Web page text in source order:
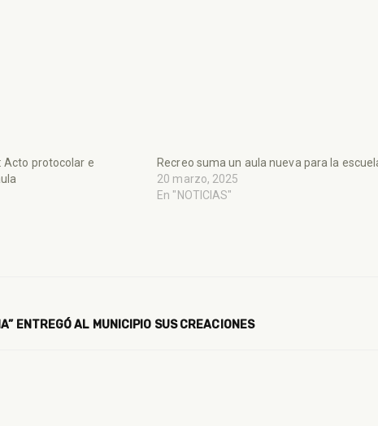
Acto protocolar e
Recreo suma un aula nueva para la
20 marzo, 2025
En "NOTICIAS"
ENTREGÓ AL MUNICIPIO SUS CREACIONES